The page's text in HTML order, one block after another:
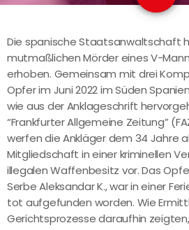
Die spanische Staatsanwaltschaft
mutmaßlichen Mörder eines V-
erhoben. Gemeinsam mit drei
Opfer im Juni 2022 im Süden
wie aus der Anklageschrift
“Frankfurter Allgemeine Zeitung”
werfen die Ankläger dem 34 Jahre
Mitgliedschaft in einer kriminellen
illegalen Waffenbesitz vor. Das
Serbe Aleksandar K., war in einer
tot aufgefunden worden. Wie
Gerichtsprozesse daraufhin